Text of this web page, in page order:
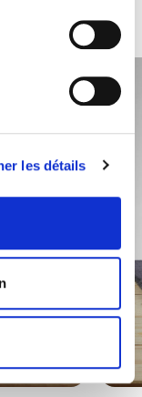
les détails